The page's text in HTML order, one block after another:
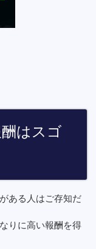
はスゴ
ある人はご存知だ
りに高い報酬を得